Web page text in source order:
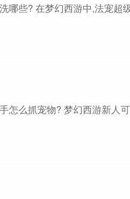
哪些? 在梦幻西游中,法宠超
怎么抓宠物? 梦幻西游新人可